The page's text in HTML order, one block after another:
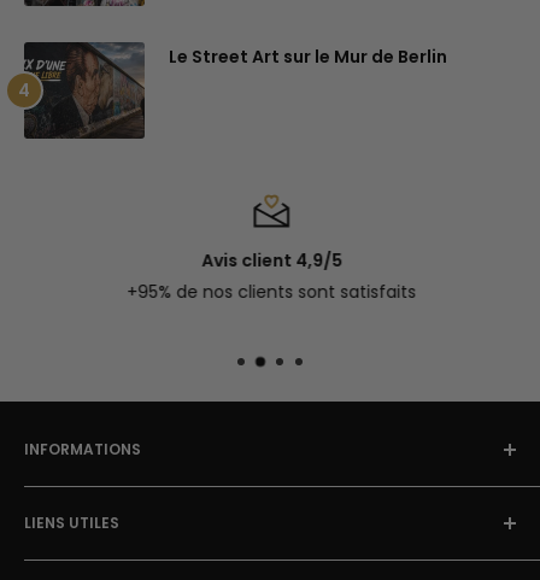
Le Street Art sur le Mur de Berlin
Avis client 4,9/5
+95% de nos clients sont satisfaits
INFORMATIONS
À Propos
Blog Street Art
Politique de Retour
LIENS UTILES
FAQ